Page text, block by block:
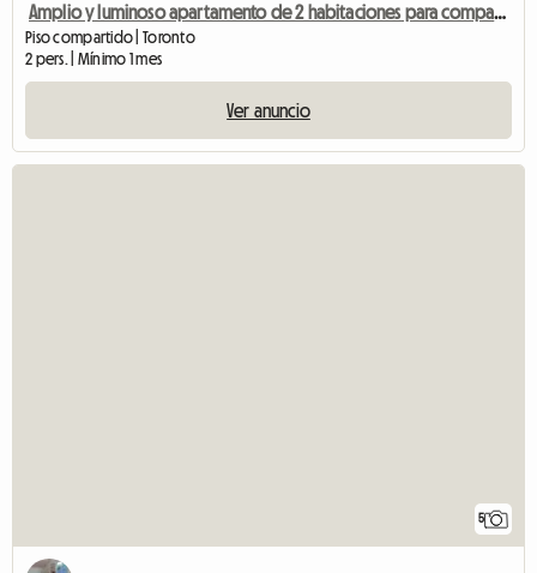
Amplio y luminoso apartamento de 2 habitaciones para compartir.
Piso compartido | Toronto
2 pers. | Mínimo 1 mes
Ver anuncio
5